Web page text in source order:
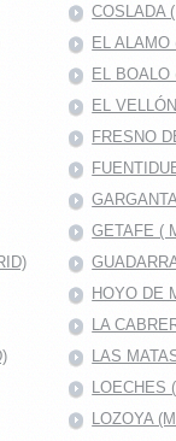
COSLADA
EL ALAMO
EL BOALO
EL
FRESNO
GETAFE (
HOYO DE
LA
LAS
LOECHES
LOZOYA